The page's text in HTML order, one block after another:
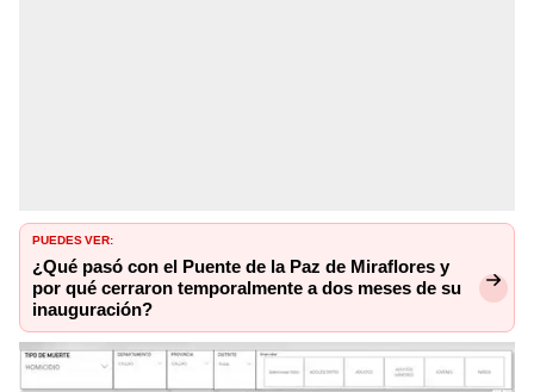
PUEDES VER:
¿Qué pasó con el Puente de la Paz de Miraflores y
por qué cerraron temporalmente a dos meses de su
inauguración?